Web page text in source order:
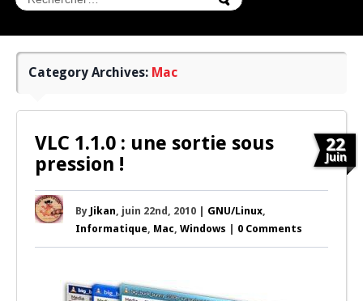
Category Archives: Mac
VLC 1.1.0 : une sortie sous
pression !
By Jikan, juin 22nd, 2010 | GNU/Linux,
Informatique, Mac, Windows 0 Comments
22
Juin